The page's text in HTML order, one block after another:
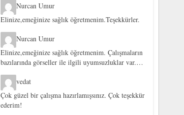
Nurcan Umur
Elinize,emeğinize sağlık öğretmenim.Teşekkürler.
Nurcan Umur
Elinize,emeğinize sağlık öğretmenim. Çalışmaların
bazılarında görseller ile ilgili uyumsuzluklar var.…
vedat
Çok güzel bir çalışma hazırlamışsınız. Çok teşekkür
ederim!